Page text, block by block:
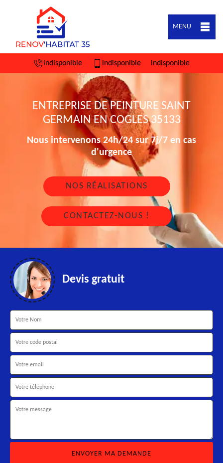
MENU
indisponible indisponible indisponible
ENTREPRISE DE PEINTURE SAINT
GERMAIN EN COGLES 35133
Nous intervenons 24h/24 sur 7j/7 en cas
d'urgence
NOS RÉALISATIONS
CONTACTEZ-NOUS !
Devis gratuit